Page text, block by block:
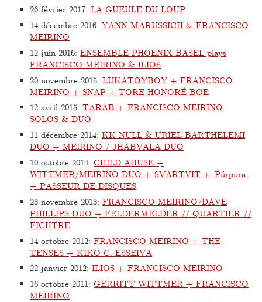
26 février 2017:LA GUEULE DU LOUP
14 décembre 2016:YANN MARUSSICH & FRANCISCO
MEIRINO
12 juin 2016:ENSEMBLE PHOENIX BASEL plays
FRANCISCO MEIRINO & ILIOS
20 novembre 2015:LUKATOYBOY + FRANCISCO
MEIRINO + SNAP + TORE HONORÉ BØE
12 avril 2015:TARAB + FRANCISCO MEIRINO
SOLOS & DUO
11 décembre 2014:KK NULL & URIEL BARTHELEMI
DUO + MEIRINO / JHABVALA DUO
10 octobre 2014:CHILD ABUSE +
WITTMER/MEIRINO DUO + SVARTVIT + Púrpura
+ PASSEUR DE DISQUES
23 novembre 2013:FRANCISCO MEIRINO/DAVE
PHILLIPS DUO + FELDERMELDER // QUARTIER //
FICHTRE
14 octobre 2012:FRANCISCO MEIRINO + THE
TENSES + KIKO C. ESSEIVA
22 janvier 2012:ILIOS + FRANCISCO MEIRINO
16 octobre 2011:GERRITT WITTMER + FRANCISCO
MEIRINO